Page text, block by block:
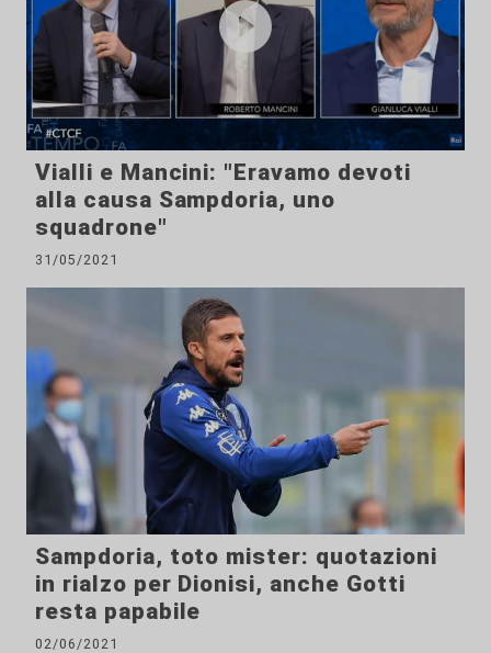
Vialli e Mancini: "Eravamo devoti
alla causa Sampdoria, uno
squadrone"
31/05/2021
Sampdoria, toto mister: quotazioni
in rialzo per Dionisi, anche Gotti
resta papabile
02/06/2021